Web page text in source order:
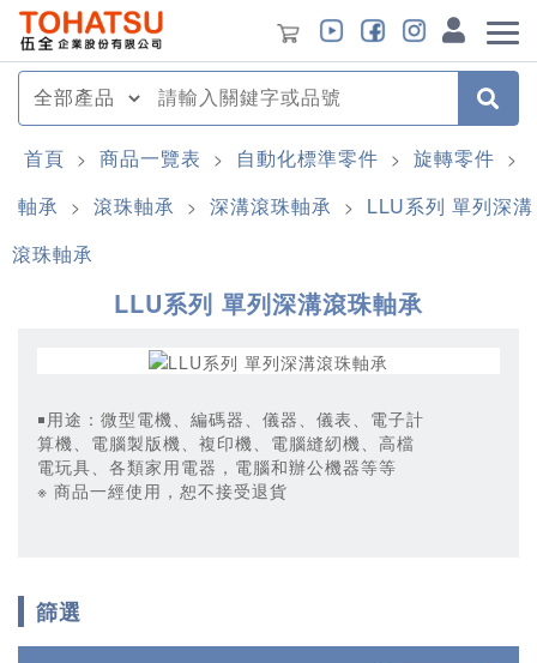
首頁 > 商品一覽表 > 自動化標準零件 > 旋轉零件 >
軸承 > 滾珠軸承 > 深溝滾珠軸承 >
LLU系列 單列深溝
滾珠軸承
LLU系列 單列深溝滾珠軸承
￭用途：微型電機、編碼器、儀器、儀表、電子計
算機、電腦製版機、複印機、電腦縫紉機、高檔
電玩具、各類家用電器，電腦和辦公機器等等
※ 商品一經使用，恕不接受退貨
篩選